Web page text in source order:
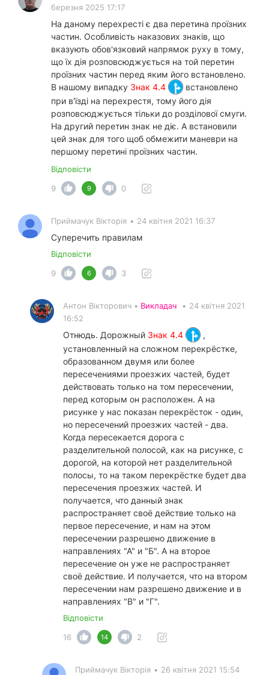
березня 2025 17:17
На даному перехресті є два перетина проїзних
частин. Особливість наказових знаків, що
вказують обов'язковий напрямок руху в тому,
що їх дія розповсюджується на той перетин
проїзних частин перед яким його встановлено.
В нашому випадку Знак 4.4
встановлено
при в'їзді на перехрестя, тому його дія
розповсюджується тільки до розділової смуги.
На другий перетин знак не діє. А встановили
цей знак для того щоб обмежити маневри на
першому перетині проїзних частин.
Відповісти
9
9 0
Приймачук Вікторія • 24 квітня 2021 16:37
Суперечить правилам
Відповісти
9
6 3
Антон Вікторович • Викладач • 24 квітня 2021
16:52
Отнюдь. Дорожный Знак 4.4
,
установленный на сложном перекрёстке,
образованном двумя или более
пересечениями проезжих частей, будет
действовать только на том пересечении,
перед которым он расположен. А на
рисунке у нас показан перекрёсток - один,
но пересечений проезжих частей - два.
Когда пересекается дорога с
разделительной полосой, как на рисунке, с
дорогой, на которой нет разделительной
полосы, то на таком перекрёстке будет два
пересечения проезжих частей. И
получается, что данный знак
распространяет своё действие только на
первое пересечение, и нам на этом
пересечении разрешено движение в
направлениях "А" и "Б". А на второе
пересечение он уже не распространяет
своё действие. И получается, что на втором
пересечении нам разрешено движение и в
направлениях "В" и "Г".
Відповісти
16
14 2
Приймачук Вікторія • 26 квітня 2021 15:54